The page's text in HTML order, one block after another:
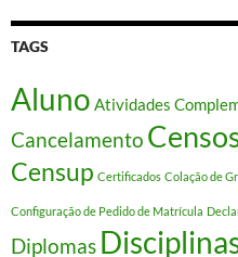
TAGS
Aluno Atividades
Cancelamento
Censup Certificados Colação de
Configuração de Pedido de Matrícula
Diplomas